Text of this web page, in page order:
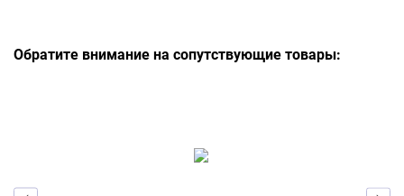
Обратите внимание на сопутствующие товары: